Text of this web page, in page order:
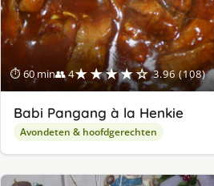
⏱ 60 min👥 4★★★★☆ 3.96 (108)
Babi Pangang à la Henkie
Avondeten & hoofdgerechten